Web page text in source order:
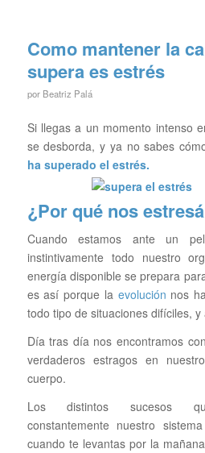
Como mantener la
supera es estrés
por Beatriz Palá
Si llegas a un momento intenso
se desborda, y ya no sabes
ha superado el estrés.
¿Por qué nos
Cuando estamos ante un
instintivamente todo nuestro
energía disponible se prepara
es así porque la evolución nos
todo tipo de situaciones difíciles,
Día tras día nos encontramos
verdaderos estragos en
cuerpo.
Los distintos sucesos
constantemente nuestro
cuando te levantas por la